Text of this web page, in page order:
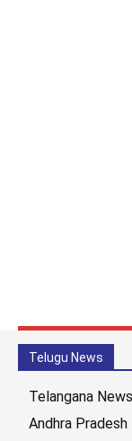
Telugu News
Telangana News
Andhra Pradesh